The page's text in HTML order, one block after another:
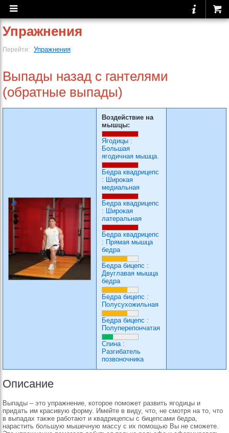
Упражнения
Перейти: Упражнения
Выпады назад с гантелями
(обратные выпады)
Воздействие на
мышцы:
Ягодицы :
Большая
ягодичная мышца.
Бедра квадрицепс
: Широкая
медиальная
Бедра квадрицепс
: Широкая
латеральная
Бедра квадрицепс
: Прямая мышца
бедра
Бедра бицепс :
Двуглавая мышца
бедра
Бедра бицепс :
Полусухожильная
Бедра бицепс :
Полуперепончатая
Спина:
Разгибатель
позвоночника
Описание
Выпады – это упражнение, которое поможет развить ягодицы и
придать им красивую форму. Имейте в виду, что, не смотря на то, что
в выпадах также работают и квадрицепсы с бицепсами бедра,
нарастить большую мышечную массу с их помощью Вы не сможете.